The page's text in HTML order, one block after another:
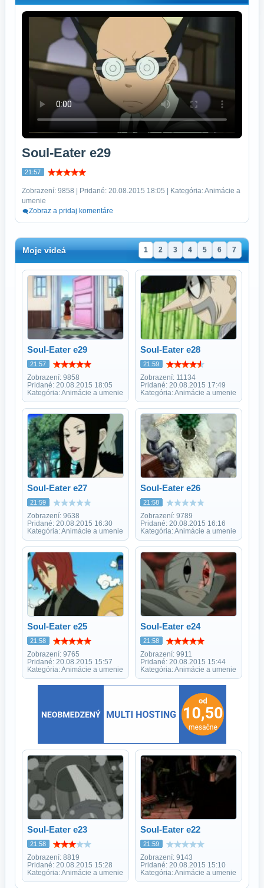
Soul-Eater e29
21:57
Zobrazení: 9858 | Pridané: 20.08.2015 18:05 | Kategória: Animácie a
umenie
Zobraz a pridaj komentáre
Moje videá 1 2 3 4 5 6 7
Soul-Eater e29
21:57
Zobrazení: 9858
Pridané: 20.08.2015 18:05
Kategória: Animácie a umenie
Soul-Eater e28
21:59
Zobrazení: 11134
Pridané: 20.08.2015 17:49
Kategória: Animácie a umenie
Soul-Eater e27
21:59
Zobrazení: 9638
Pridané: 20.08.2015 16:30
Kategória: Animácie a umenie
Soul-Eater e26
21:58
Zobrazení: 9789
Pridané: 20.08.2015 16:16
Kategória: Animácie a umenie
Soul-Eater e25
21:58
Zobrazení: 9765
Pridané: 20.08.2015 15:57
Kategória: Animácie a umenie
Soul-Eater e24
21:58
Zobrazení: 9911
Pridané: 20.08.2015 15:44
Kategória: Animácie a umenie
Soul-Eater e23
21:58
Zobrazení: 8819
Pridané: 20.08.2015 15:28
Kategória: Animácie a umenie
Soul-Eater e22
21:59
Zobrazení: 9143
Pridané: 20.08.2015 15:10
Kategória: Animácie a umenie